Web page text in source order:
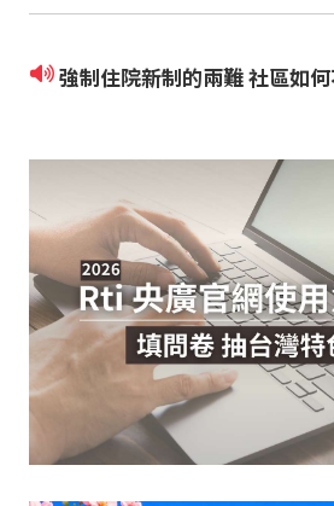
強制住院新制的兩難 社區如何